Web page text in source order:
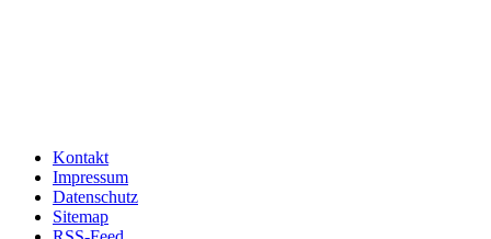
Kontakt
Impressum
Datenschutz
Sitemap